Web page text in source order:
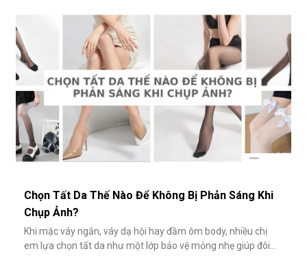
mác "sến súa" nếu không phối đúng cách. Vậy làm sao để
Chọn Tất Da Thế Nào Để Không Bị Phản Sáng Khi
Chụp Ảnh?
Khi mặc váy ngắn, váy dạ hội hay đầm ôm body, nhiều chị
em lựa chọn tất da như một lớp bảo vệ mỏng nhẹ giúp đôi